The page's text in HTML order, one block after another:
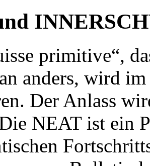
primitive“,
anders, wird
Der Anlass
NEAT ist ein